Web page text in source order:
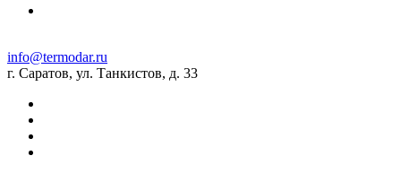
info@termodar.ru
г. Саратов, ул. Танкистов, д. 33